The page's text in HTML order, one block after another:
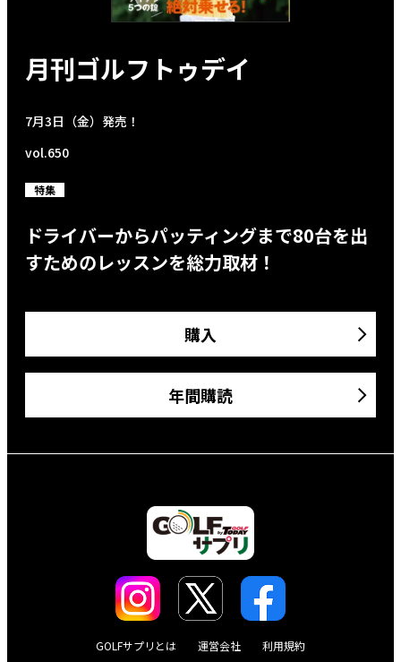
月刊ゴルフトゥデイ
7月3日（金）発売！
vol.650
特集
ドライバーからパッティングまで80台を出
すためのレッスンを総力取材！
購入
年間購読
GOLFサプリとは 運営会社
利用規約